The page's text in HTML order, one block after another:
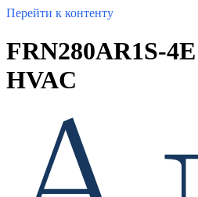
Перейти к контенту
FRN280AR1S-
HVAC